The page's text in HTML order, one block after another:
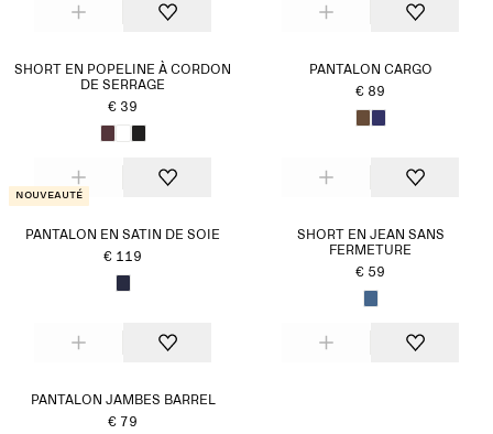
SHORT EN POPELINE À CORDON
DE SERRAGE
€ 39
PANTALON CARGO
€ 89
Nouveauté
PANTALON EN SATIN DE SOIE
€ 119
SHORT EN JEAN SANS
FERMETURE
€ 59
PANTALON JAMBES BARREL
€ 79